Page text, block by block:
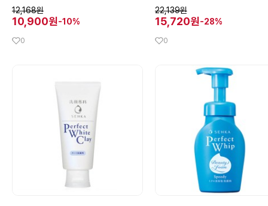
12,168원
10,900원-10%
0
22,139원
15,720원-28%
0